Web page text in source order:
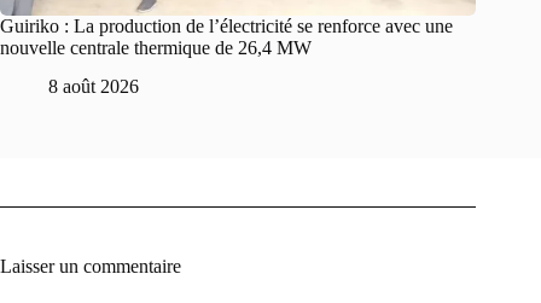
Guiriko : La production de l’électricité se renforce avec une
nouvelle centrale thermique de 26,4 MW
8 août 2026
Laisser un commentaire